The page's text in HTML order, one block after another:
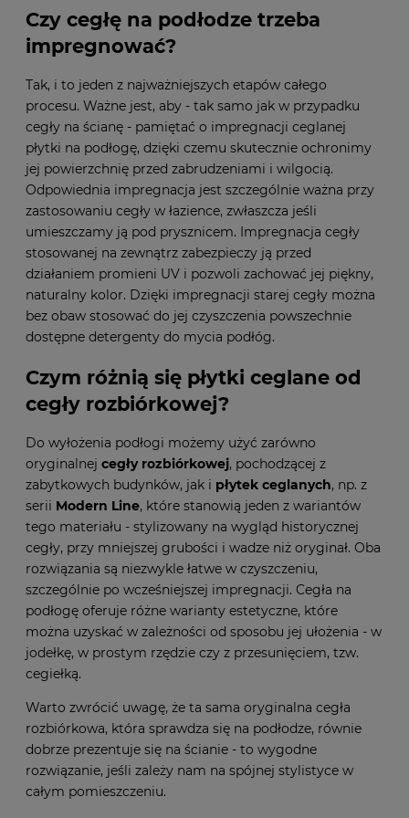
Czy cegłę na podłodze trzeba
impregnować?
Tak, i to jeden z najważniejszych etapów całego
procesu. Ważne jest, aby - tak samo jak w przypadku
cegły na ścianę - pamiętać o impregnacji ceglanej
płytki na podłogę, dzięki czemu skutecznie ochronimy
jej powierzchnię przed zabrudzeniami i wilgocią.
Odpowiednia impregnacja jest szczególnie ważna przy
zastosowaniu cegły w łazience, zwłaszcza jeśli
umieszczamy ją pod prysznicem. Impregnacja cegły
stosowanej na zewnątrz zabezpieczy ją przed
działaniem promieni UV i pozwoli zachować jej piękny,
naturalny kolor. Dzięki impregnacji starej cegły można
bez obaw stosować do jej czyszczenia powszechnie
dostępne detergenty do mycia podłóg.
Czym różnią się płytki ceglane od
cegły rozbiórkowej?
Do wyłożenia podłogi możemy użyć zarówno
oryginalnej cegły rozbiórkowej, pochodzącej z
zabytkowych budynków, jak i płytek ceglanych, np. z
serii Modern Line, które stanowią jeden z wariantów
tego materiału - stylizowany na wygląd historycznej
cegły, przy mniejszej grubości i wadze niż oryginał. Oba
rozwiązania są niezwykle łatwe w czyszczeniu,
szczególnie po wcześniejszej impregnacji. Cegła na
podłogę oferuje różne warianty estetyczne, które
można uzyskać w zależności od sposobu jej ułożenia - w
jodełkę, w prostym rzędzie czy z przesunięciem, tzw.
cegiełką.
Warto zwrócić uwagę, że ta sama oryginalna cegła
rozbiórkowa, która sprawdza się na podłodze, równie
dobrze prezentuje się na ścianie - to wygodne
rozwiązanie, jeśli zależy nam na spójnej stylistyce w
całym pomieszczeniu.